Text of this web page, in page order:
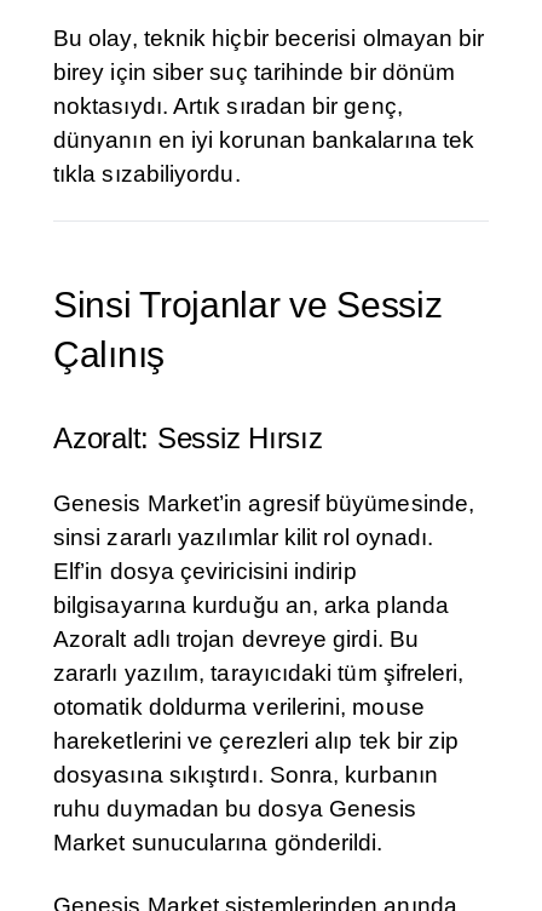
Bu olay, teknik hiçbir becerisi olmayan bir
birey için siber suç tarihinde bir dönüm
noktasıydı. Artık sıradan bir genç,
dünyanın en iyi korunan bankalarına tek
tıkla sızabiliyordu.
Sinsi Trojanlar ve Sessiz
Çalınış
Azoralt: Sessiz Hırsız
Genesis Market’in agresif büyümesinde,
sinsi zararlı yazılımlar kilit rol oynadı.
Elf’in dosya çeviricisini indirip
bilgisayarına kurduğu an, arka planda
Azoralt adlı trojan devreye girdi. Bu
zararlı yazılım, tarayıcıdaki tüm şifreleri,
otomatik doldurma verilerini, mouse
hareketlerini ve çerezleri alıp tek bir zip
dosyasına sıkıştırdı. Sonra, kurbanın
ruhu duymadan bu dosya Genesis
Market sunucularına gönderildi.
Genesis Market sistemlerinden anında